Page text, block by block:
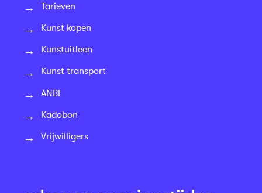
Tarieven
Kunst kopen
Kunstuitleen
Kunst transport
ANBI
Kadobon
Vrijwilligers